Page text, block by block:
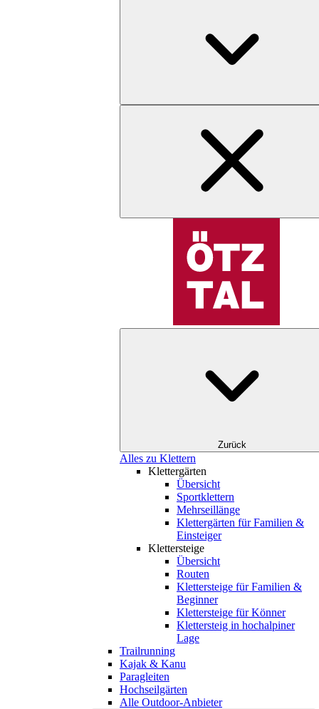
Zurück
Alles zu Klettern
Klettergärten
Übersicht
Sportklettern
Mehrseillänge
Klettergärten für Familien &
Einsteiger
Klettersteige
Übersicht
Routen
Klettersteige für Familien &
Beginner
Klettersteige für Könner
Klettersteig in hochalpiner
Lage
Trailrunning
Kajak & Kanu
Paragleiten
Hochseilgärten
Alle Outdoor-Anbieter